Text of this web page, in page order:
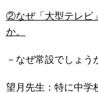
②なぜ「大型テレビ
か。
－なぜ常設でしょう
望月先生：特に中学